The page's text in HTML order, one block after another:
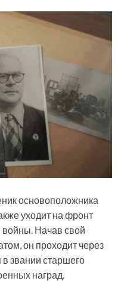
основоположника
уходит на фронт
Начав свой
он проходит через
звании старшего
наград.